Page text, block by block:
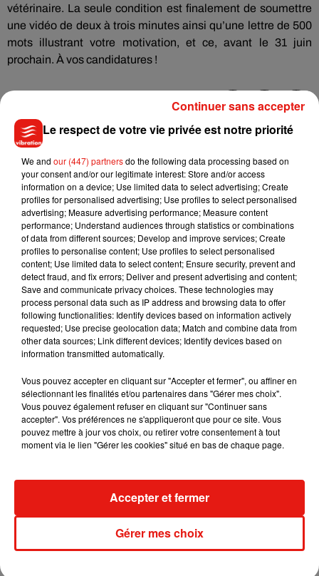
vétérinaire. La seule condition est finalement de soumettre
une vidéo de deux à trois minutes ainsi qu’une lettre de 500
mots illustrant votre motivation, et ce, avant le 31 juin
prochain. À vos candidatures !
Musique
7 août 2026
Julien Lieb s’essaye à la vie de chatelain
dans son nouveau clip
7 août 2026
Madonna sort enfin le remix de « Love
Sensation » avec Kylie Minogue
7 août 2026
dansant de l’année
collaboration tant attendue
Le respect de votre vie privée est notre priorité
We and our (447) partnersdo the following data processing based on
your consent and/or our legitimate interest: Store and/or access
information on a device; Use limited data to select advertising; Create
profiles for personalised advertising; Use profiles to select personalised
advertising; Measure advertising performance; Measure content
performance; Understand audiences through statistics or combinations
of data from different sources; Develop and improve services; Create
profiles to personalise content; Use profiles to select personalised
content; Use limited data to select content; Ensure security, prevent and
detect fraud, and fix errors; Deliver and present advertising and content;
Save and communicate privacy choices. These technologies may
process personal data such as IP address and browsing data to offer
following functionalities: Identify devices based on information actively
requested; Use precise geolocation data; Match and combine data from
other data sources; Link different devices; Identify devices based on
information transmitted automatically.
Vous pouvez accepter en cliquant sur "Accepter et fermer", ou affiner en
sélectionnant les finalités et/ou partenaires dans "Gérer mes choix".
Vous pouvez également refuser en cliquant sur "Continuer sans
accepter". Vos préférences ne s'appliqueront que pour ce site. Vous
pouvez mettre à jour vos choix, ou retirer votre consentement à tout
moment via le lien "Gérer les cookies" situé en bas de chaque page.
Gérer mes choix
Accepter et fermer
Continuer sans accepter